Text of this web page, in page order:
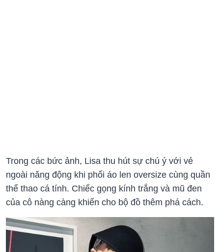
Trong các bức ảnh, Lisa thu hút sự chú ý với vẻ
ngoài năng động khi phối áo len oversize cùng quần
thể thao cá tính. Chiếc gọng kính trắng và mũ đen
của cô nàng càng khiến cho bộ đồ thêm phá cách.